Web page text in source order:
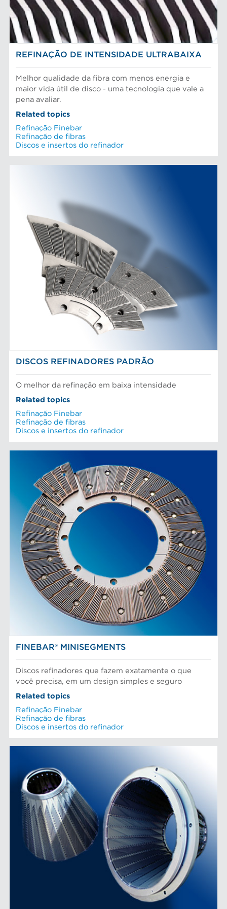
Pasta Mecanica
Refinação de fibras
Testes e laboratório
SOLUÇÕES EM REFINAÇÃO
REFINAÇÃO DE INTENSIDADE ULTRABAIXA
Melhor qualidade da fibra com menos energia e
maior vida útil de disco - uma tecnologia que vale a
pena avaliar.
Related topics
Refinação Finebar
Refinação de fibras
Discos e insertos do refinador
DISCOS REFINADORES PADRÃO
O melhor da refinação em baixa intensidade
Related topics
Refinação Finebar
Refinação de fibras
Discos e insertos do refinador
FINEBAR® MINISEGMENTS
Discos refinadores que fazem exatamente o que
você precisa, em um design simples e seguro
Related topics
Refinação Finebar
Refinação de fibras
Discos e insertos do refinador